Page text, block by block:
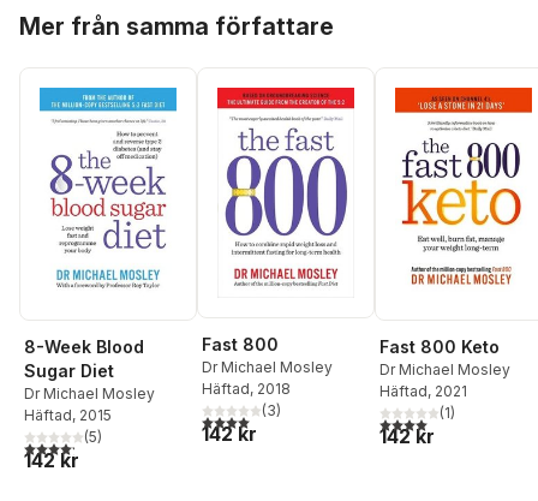
Mer från samma författare
8-Week Blood
Sugar Diet
Dr Michael Mosley
Häftad, 2015
4,2utav 5 stjärnor. Totalt antal röster:
(5)
142 kr
Fast 800
Dr Michael Mosley
Häftad, 2018
4,0utav 5 stjärnor. Totalt antal röster:
(3)
142 kr
Fast 800 Keto
Dr Michael Mosley
Häftad, 2021
4,0utav 5 stjärnor.
(1)
142 kr